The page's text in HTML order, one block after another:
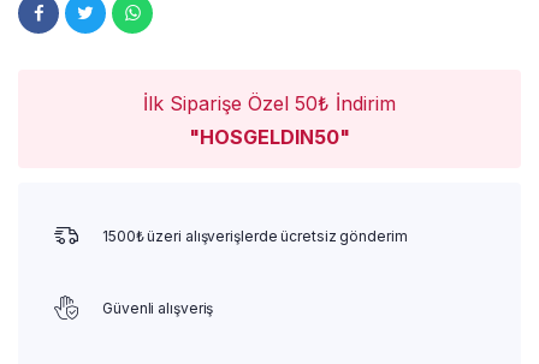
İlk Siparişe Özel 50₺ İndirim
"HOSGELDIN50"
1500₺ üzeri alışverişlerde ücretsiz gönderim
Güvenli alışveriş